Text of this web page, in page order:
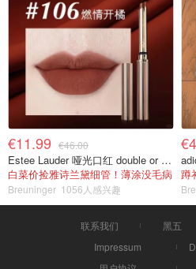
€11.99 €46.00
Estee Lauder 哑光口红 double or nothing色号
白菜价捡雅诗兰黛细管！薄涂没毛病
Breuninger 1056人感兴趣
蹲
联系我们 黑五
Impressum